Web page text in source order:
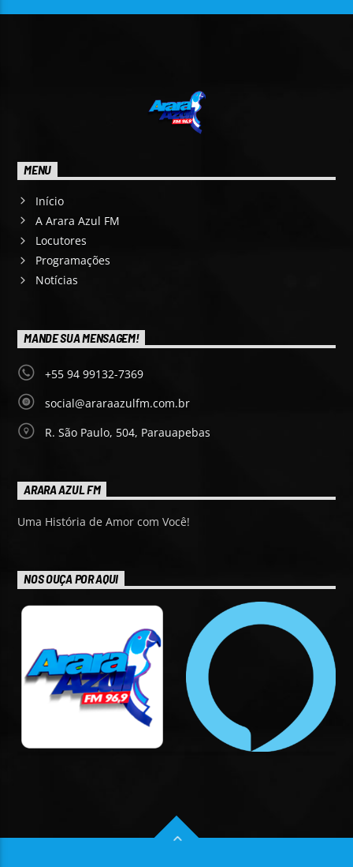
MENU
Início
A Arara Azul FM
Locutores
Programações
Notícias
MANDE SUA MENSAGEM!
+55 94 99132-7369
social@araraazulfm.com.br
R. São Paulo, 504, Parauapebas
ARARA AZUL FM
Uma História de Amor com Você!
NOS OUÇA POR AQUI